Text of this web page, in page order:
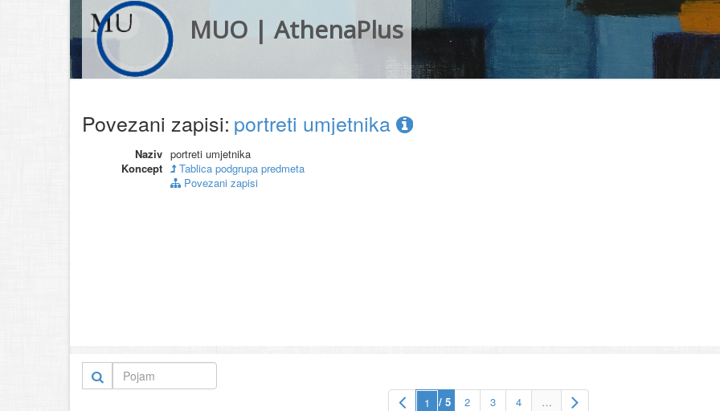
MUO | AthenaPlus
Povezani zapisi: portreti umjetnika
Naziv portreti umjetnika
Koncept
Tablica podgrupa predmeta
Povezani zapisi
/ 5 2 3 4 …